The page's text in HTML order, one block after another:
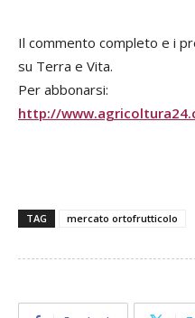
Il commento completo e i
su Terra e Vita.
Per abbonarsi:
http://
TAG mercato ortofrutticolo